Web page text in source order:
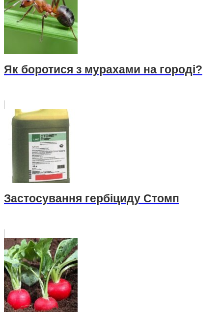
Як боротися з мурахами на городі?
Застосування гербіциду Стомп